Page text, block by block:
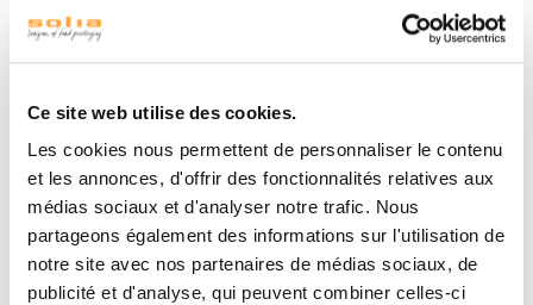
Ce site web utilise des cookies.
Les cookies nous permettent de personnaliser le contenu
et les annonces, d'offrir des fonctionnalités relatives aux
médias sociaux et d'analyser notre trafic. Nous
partageons également des informations sur l'utilisation de
notre site avec nos partenaires de médias sociaux, de
publicité et d'analyse, qui peuvent combiner celles-ci
paletto è progettato per valorizzare le vostre creazioni
dolci, che si tratti di crostate, brownies o crumble. Il suo
per dessert a forma di rombo, aggiungendo un tocco di
Adatto a tutte le vostre esigenze creative, il paletto
quadrato è una scelta eccellente perporzioni individuali
o per servire i vostri dolci in un formato moderno e
pratico. Resistente all'umidità e ai grassi, garantisce una
presentazione impeccabile dei vostri dolci, assicurando
al contempo una stabilità perfetta durante il trasporto.